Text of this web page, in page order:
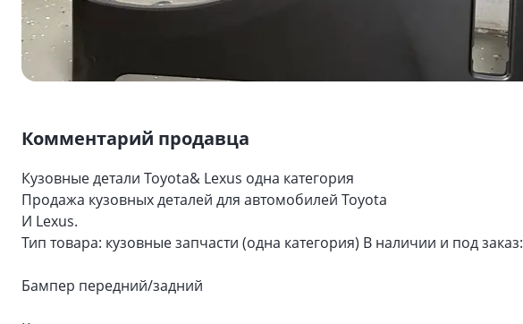
Комментарий продавца
Кузовные детали Toyota& Lexus одна категория
Продажа кузовных деталей для автомобилей Toyota
И Lexus.
Тип товара: кузовные запчасти (одна категория) В наличии и под заказ:
Бампер передний/задний